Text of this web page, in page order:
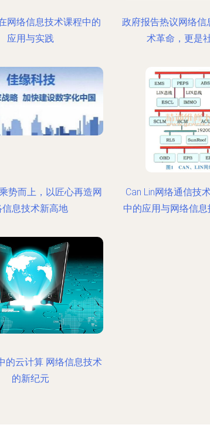
网络信息技术课程中的
应用与实践
政府报告热议网络信
术革命，更是
势而上，以匠心再造网
信息技术新高地
Can Lin网络通信技
中的应用与网络信
的云计算 网络信息技术
的新纪元